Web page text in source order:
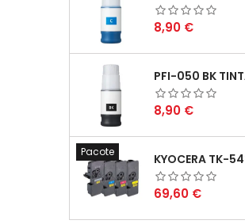
Preço
8,90 €
Preço
8,90 €
Pacote
Preço
69,60 €